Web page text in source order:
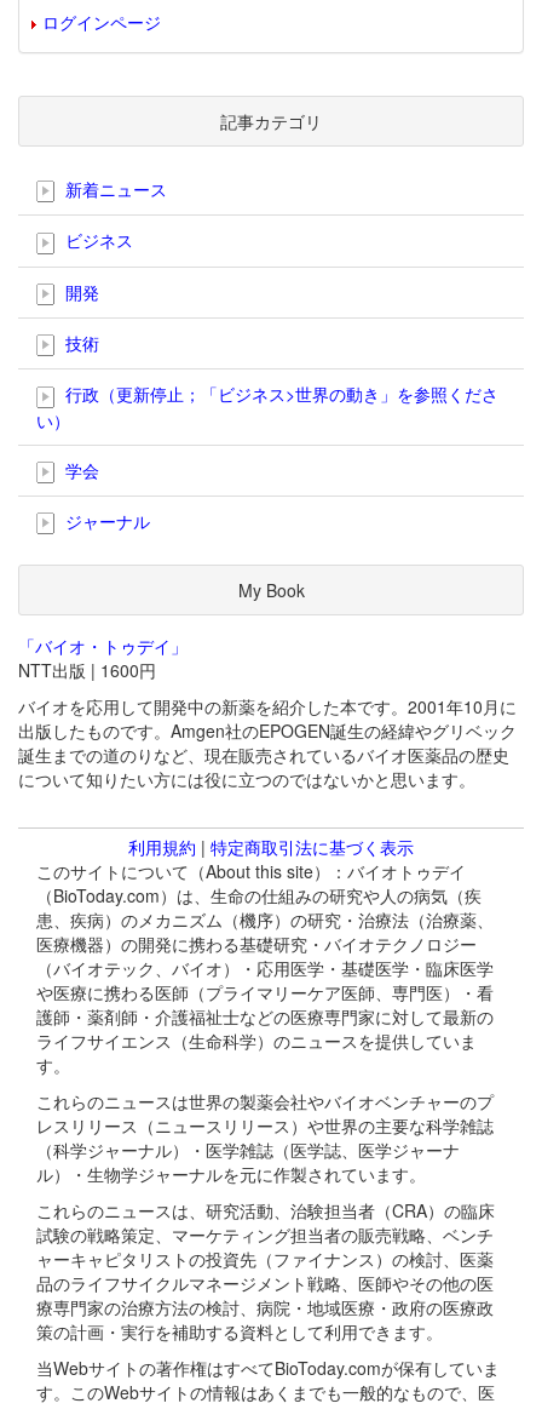
ログインページ
記事カテゴリ
新着ニュース
ビジネス
開発
技術
行政（更新停止；「ビジネス>世界の動き」を参照くださ
い）
学会
ジャーナル
My Book
「バイオ・トゥデイ」
NTT出版 | 1600円
バイオを応用して開発中の新薬を紹介した本です。2001年10月に
出版したものです。Amgen社のEPOGEN誕生の経緯やグリベック
誕生までの道のりなど、現在販売されているバイオ医薬品の歴史
について知りたい方には役に立つのではないかと思います。
利用規約 | 特定商取引法に基づく表示
このサイトについて（About this site）：バイオトゥデイ
（BioToday.com）は、生命の仕組みの研究や人の病気（疾
患、疾病）のメカニズム（機序）の研究・治療法（治療薬、
医療機器）の開発に携わる基礎研究・バイオテクノロジー
（バイオテック、バイオ）・応用医学・基礎医学・臨床医学
や医療に携わる医師（プライマリーケア医師、専門医）・看
護師・薬剤師・介護福祉士などの医療専門家に対して最新の
ライフサイエンス（生命科学）のニュースを提供していま
す。
これらのニュースは世界の製薬会社やバイオベンチャーのプ
レスリリース（ニュースリリース）や世界の主要な科学雑誌
（科学ジャーナル）・医学雑誌（医学誌、医学ジャーナ
ル）・生物学ジャーナルを元に作製されています。
これらのニュースは、研究活動、治験担当者（CRA）の臨床
試験の戦略策定、マーケティング担当者の販売戦略、ベンチ
ャーキャピタリストの投資先（ファイナンス）の検討、医薬
品のライフサイクルマネージメント戦略、医師やその他の医
療専門家の治療方法の検討、病院・地域医療・政府の医療政
策の計画・実行を補助する資料として利用できます。
当Webサイトの著作権はすべてBioToday.comが保有していま
す。このWebサイトの情報はあくまでも一般的なもので、医